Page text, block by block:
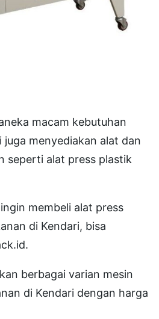
macam kebutuhan
juga menyediakan alat dan
seperti alat press plastik
membeli alat press
di Kendari, bisa
berbagai varian mesin
di Kendari dengan harga